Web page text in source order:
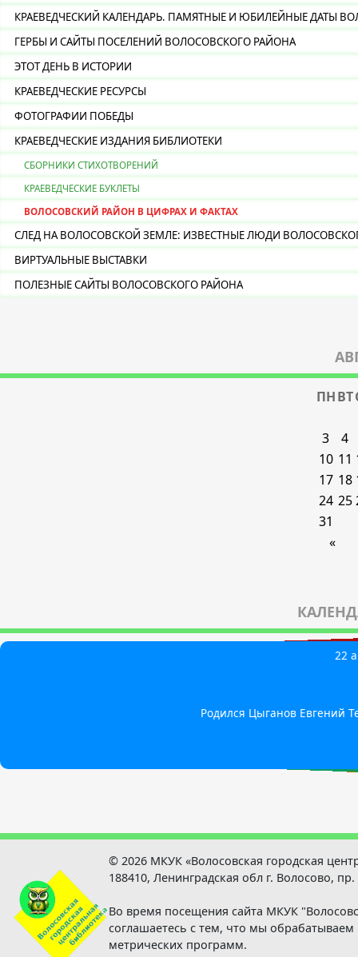
КРАЕВЕДЧЕСКИЙ КАЛЕНДАРЬ. ПАМЯТНЫЕ И ЮБИЛЕЙНЫЕ ДАТЫ
ГЕРБЫ И САЙТЫ ПОСЕЛЕНИЙ ВОЛОСОВСКОГО РАЙОНА
ЭТОТ ДЕНЬ В ИСТОРИИ
КРАЕВЕДЧЕСКИЕ РЕСУРСЫ
ФОТОГРАФИИ ПОБЕДЫ
КРАЕВЕДЧЕСКИЕ ИЗДАНИЯ БИБЛИОТЕКИ
СБОРНИКИ СТИХОТВОРЕНИЙ
КРАЕВЕДЧЕСКИЕ БУКЛЕТЫ
ВОЛОСОВСКИЙ РАЙОН В ЦИФРАХ И ФАКТАХ
СЛЕД НА ВОЛОСОВСКОЙ ЗЕМЛЕ: ИЗВЕСТНЫЕ ЛЮДИ
ВИРТУАЛЬНЫЕ ВЫСТАВКИ
ПОЛЕЗНЫЕ САЙТЫ ВОЛОСОВСКОГО РАЙОНА
ПНВТ
3
4
10 11
17 18
24 25
31
«
21
Родился Мутанен Петр (Пекка) Абрамович -
22
Родился Цыганов Евгений
Дата образования
Родился Тикиляйнен
Родился Лосев Валерий Михайлович -
© 2026 МКУК «Волосовская городская
188410, Ленинградская обл г. Волосово,
Во время посещения сайта МКУК
соглашаетесь с тем, что мы
метрических программ.